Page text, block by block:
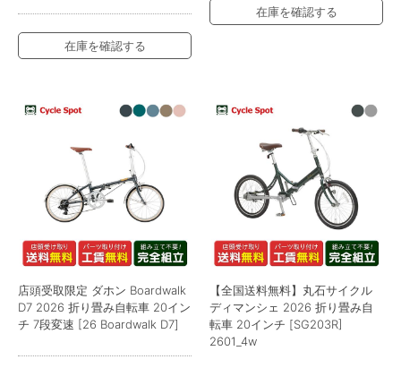
在庫を確認する
在庫を確認する
店頭受取限定 ダホン Boardwalk
D7 2026 折り畳み自転車 20イン
チ 7段変速 [26 Boardwalk D7]
【全国送料無料】丸石サイクル
ディマンシェ 2026 折り畳み自
転車 20インチ [SG203R]
2601_4w